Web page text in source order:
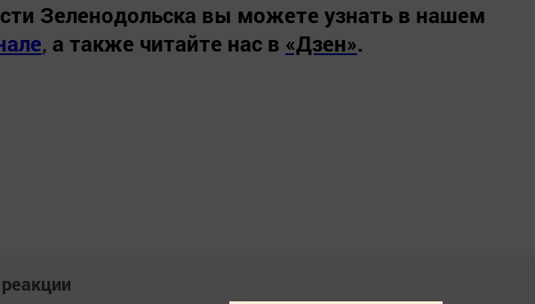
Зеленодольска вы можете узнать в нашем
, а также читайте нас в «Дзен».